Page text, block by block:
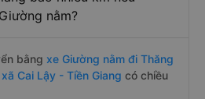
nằm?
bằng xe Giường nằm đi Thăng
Cai Lậy - Tiền Giang có chiều